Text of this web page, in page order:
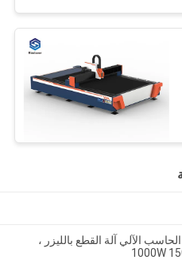
الآلي آلة القطع بالليزر ،